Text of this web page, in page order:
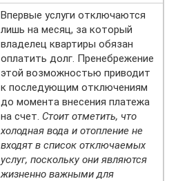
Впервые услуги отключаются
лишь на месяц, за который
владелец квартиры обязан
оплатить долг. Пренебрежение
этой возможностью приводит
к последующим отключениям
до момента внесения платежа
на счет. Стоит отметить, что
холодная вода и отопление не
входят в список отключаемых
услуг, поскольку они являются
жизненно важными для